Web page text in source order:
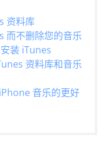
资料库
而不删除您的音乐
装 iTunes
资料库和音乐
音乐的更好